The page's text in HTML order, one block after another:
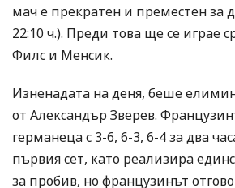
мач е прекратен и преместен за
22:10 ч.). Преди това ще се играе
Филс и Менсик.
Изненадата на деня, беше
от Александър Зверев.
германеца с 3-6, 6-3, 6-4 за два
първия сет, като реализира
за пробив, но французинът